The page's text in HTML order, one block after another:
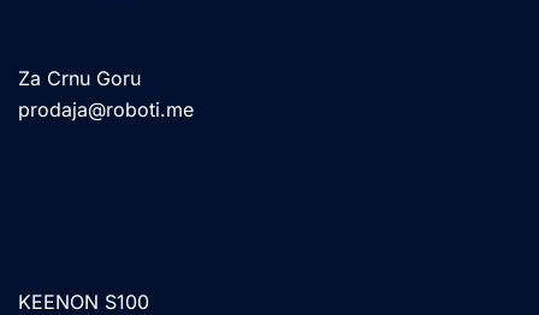
Za Crnu Goru
prodaja@roboti.me
KEENON S100